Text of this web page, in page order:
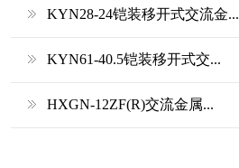
KYN28-24铠装移开式交流金...
KYN61-40.5铠装移开式交...
HXGN-12ZF(R)交流金属...